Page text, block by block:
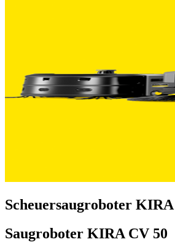
Scheuersaugroboter KIRA
Saugroboter KIRA CV 50